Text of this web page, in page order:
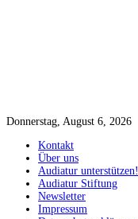
Donnerstag, August 6, 2026
Kontakt
Über uns
Audiatur unterstützen!
Audiatur Stiftung
Newsletter
Impressum